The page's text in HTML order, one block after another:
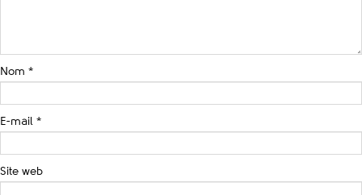
Nom *
E-mail *
Site web